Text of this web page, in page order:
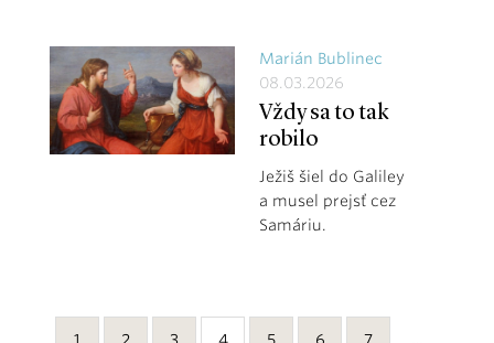
Marián Bublinec
08.03.2026
Vždy sa to tak
robilo
Ježiš šiel do Galiley
a musel prejsť cez
Samáriu.